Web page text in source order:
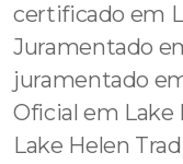
certificado em
Juramentado
juramentado
Oficial em Lake
Lake Helen